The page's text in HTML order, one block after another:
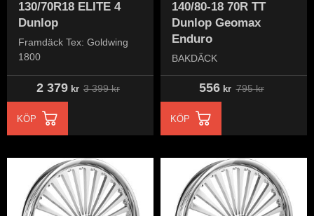
130/70R18 ELITE 4
Dunlop
Framdäck Tex: Goldwing
1800
2 379kr 3 399kr
KÖP
140/80-18 70R TT
Dunlop Geomax
Enduro
BAKDÄCK
556 kr 795kr
KÖP